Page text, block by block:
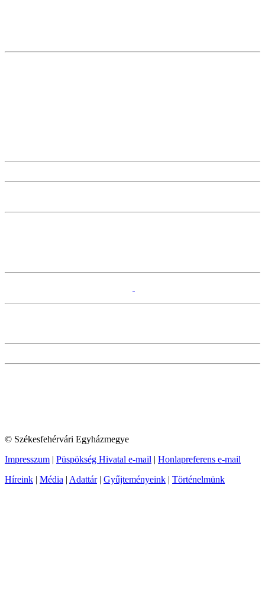
© Székesfehérvári Egyházmegye
Impresszum | Püspökség Hivatal e-mail | Honlapreferens e-mail
Híreink | Média | Adattár| Gyűjteményeink | Történelmünk